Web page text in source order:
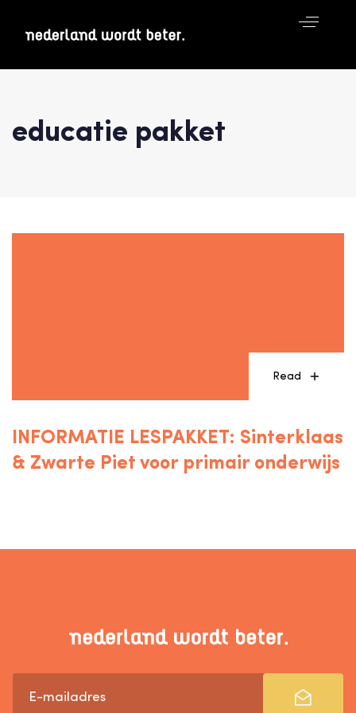
educatie pakket
Read
INFORMATIE LESPAKKET: Sinterklaas
& Zwarte Piet voor primair onderwijs